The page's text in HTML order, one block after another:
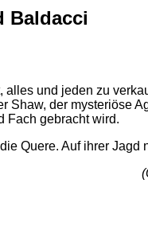
Baldacci
und jeden zu
Shaw, der mysteriöse
Fach gebracht wird.
Quere. Auf ihrer